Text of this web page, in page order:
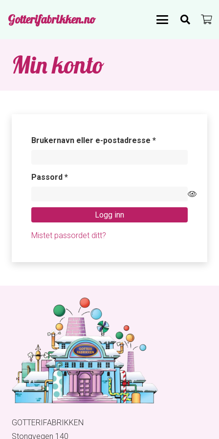
Gotterifabrikken.no
Min konto
Brukernavn eller e-postadresse *Påkrevd
Passord *Påkrevd
Logg inn
Mistet passordet ditt?
GOTTERIFABRIKKEN
Stongvegen 140